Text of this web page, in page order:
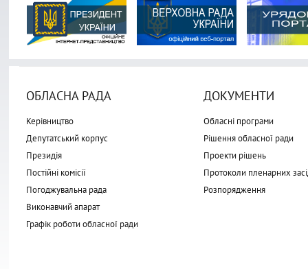
ОБЛАСНА РАДА
Керівництво
Депутатський корпус
Президія
Постійні комісії
Погоджувальна рада
Виконавчий апарат
Графік роботи обласної ради
ДОКУМЕНТИ
Обласні програми
Рішення обласної ради
Проекти рішень
Протоколи пленарних
Розпорядження